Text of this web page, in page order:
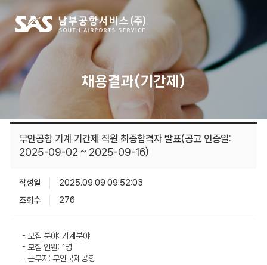
채용결과(기간제)
무안공항 기계 기간제 직원 최종합격자 발표(공고 인증일:
2025-09-02 ~ 2025-09-16)
작성일 2025.09.09 09:52:03
조회수 276
- 모집 분야: 기계분야
- 모집 인원: 1명
- 근무지: 무안국제공항